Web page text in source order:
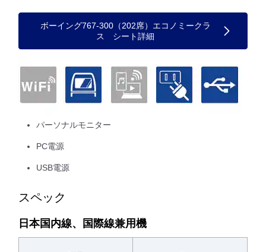
ボーイング767-300（202席）エコノミークラ
ス シート詳細
パーソナルモニター
PC電源
USB電源
スペック
日本国内線、国際線兼用機